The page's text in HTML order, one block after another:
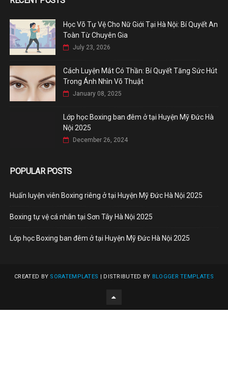
Học Võ Tự Vệ Cho Nữ Giới Tại Hà Nội: Bí Quyết An
Toàn Từ Chuyên Gia
July 23, 2026
Cách Luyện Mắt Có Thần: Bí Quyết Tăng Sức Hút
Trong Ánh Nhìn Võ Thuật
January 08, 2025
Lớp học Boxing ban đêm ở tại Huyện Mỹ Đức Hà
Nội 2025
December 26, 2024
POPULAR POSTS
Huấn luyện viên Boxing riêng ở tại Huyện Mỹ Đức Hà Nội 2025
Boxing tự vệ cá nhân tại Sơn Tây Hà Nội 2025
Lớp học Boxing ban đêm ở tại Huyện Mỹ Đức Hà Nội 2025
CREATED BY SORATEMPLATES | DISTRIBUTED BY BLOGGER TEMPLATES